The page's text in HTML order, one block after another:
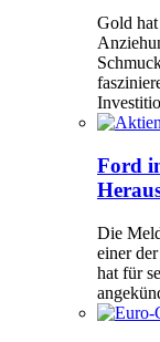
Gold hat
Ford
Die
einer
hat für